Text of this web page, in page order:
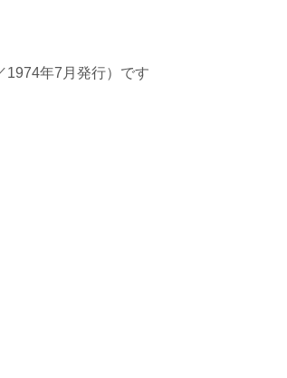
年7月発行）です